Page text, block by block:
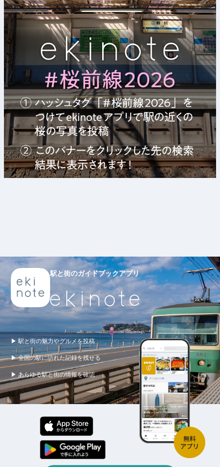
駅と街のガイドブックアプリ
▶ 駅と街の魅力やグルメを投稿
▶ 全国の駅に訪れた記録を残せる
▶ あらゆる駅と街の情報を確認